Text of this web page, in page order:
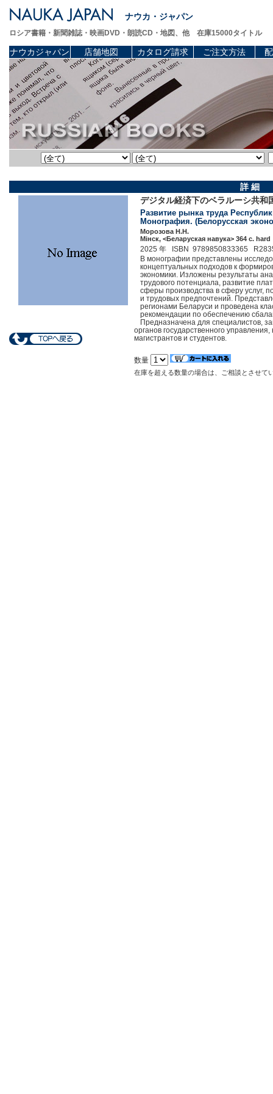
ナウカ・ジャパン
ロシア書籍・新聞雑誌・映画DVD・朗読CD・地図、他 在庫15000タイトル
ナウカジャパン 店舗地図 カタログ請求 ご注文方法
詳 細
デジタル経済下のベラルーシ
Развитие рынка труда
Монография. (Белорусская
Морозова Н.Н.
Мiнск, <Беларуская навука> 364 c. hard
2025 年 ISBN 9789850833365
В монографии представлены
концептуальных подходов к
экономики. Изложены результаты
трудового потенциала, развитие
сферы производства в сферу услуг,
и трудовых предпочтений.
регионами Беларуси и проведена
рекомендации по обеспечению
Предназначена для специалистов,
органов государственного
магистрантов и студентов.
数量
在庫を超える数量の場合は、ご相談とさせて